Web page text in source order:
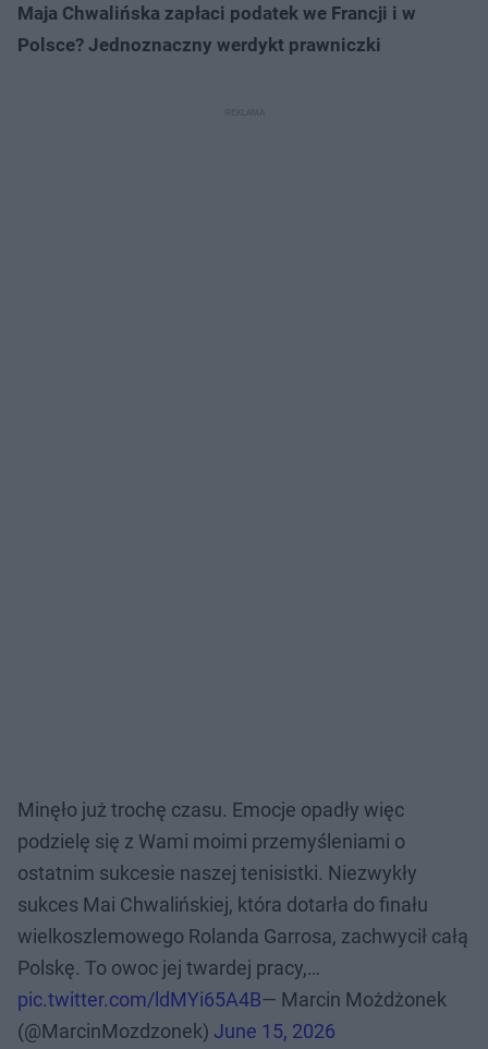
Maja Chwalińska zapłaci podatek we Francji i w
Polsce? Jednoznaczny werdykt prawniczki
Minęło już trochę czasu. Emocje opadły więc
podzielę się z Wami moimi przemyśleniami o
ostatnim sukcesie naszej tenisistki. Niezwykły
sukces Mai Chwalińskiej, która dotarła do finału
wielkoszlemowego Rolanda Garrosa, zachwycił całą
Polskę. To owoc jej twardej pracy,…
pic.twitter.com/ldMYi65A4B— Marcin Możdżonek
(@MarcinMozdzonek) June 15, 2026